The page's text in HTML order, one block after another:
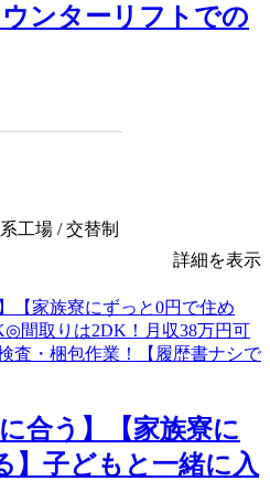
ンターリフトでの
工場 / 交替制
詳細を表示
合う】【家族寮に
】子どもと一緒に入